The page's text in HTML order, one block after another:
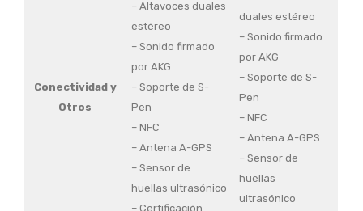
Conectividad y
Otros
– Altavoces duales
estéreo
– Sonido firmado
por AKG
– Soporte de S-
Pen
– NFC
– Antena A-GPS
– Sensor de
huellas ultrasónico
– Certificación
duales estéreo
– Sonido firmado
por AKG
– Soporte de S-
Pen
– NFC
– Antena A-GPS
– Sensor de
huellas
ultrasónico